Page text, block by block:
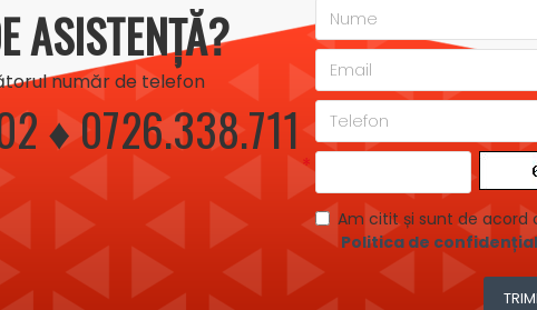
ASISTENȚĂ?
număr de telefon
♦ 0726.338.711
Am citit și sunt de acord
Politica de